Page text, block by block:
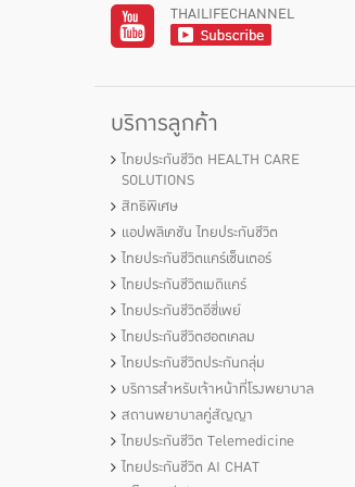
THAILIFECHANNEL
บริการลูกค้า
ไทยประกันชีวิต HEALTH CARE
SOLUTIONS
สิทธิพิเศษ
แอปพลิเคชัน ไทยประกันชีวิต
ไทยประกันชีวิตแคร์เซ็นเตอร์
ไทยประกันชีวิตเมดิแคร์
ไทยประกันชีวิตอีซี่เพย์
ไทยประกันชีวิตฮอตเคลม
ไทยประกันชีวิตประกันกลุ่ม
บริการสำหรับเจ้าหน้าที่โรงพยาบาล
สถานพยาบาลคู่สัญญา
ไทยประกันชีวิต Telemedicine
ไทยประกันชีวิต AI CHAT